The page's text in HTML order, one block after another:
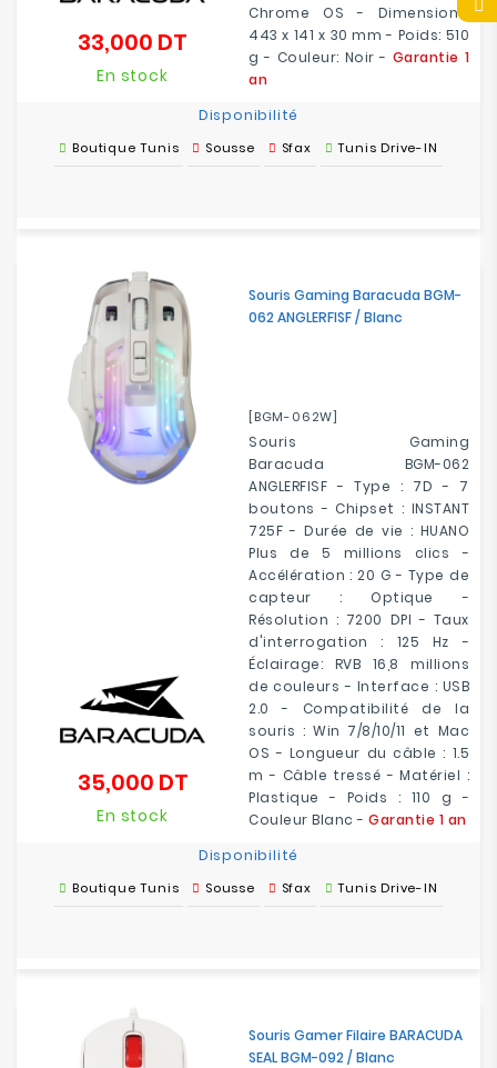
Chrome OS - Dimensions:
443 x 141 x 30 mm - Poids: 510
g - Couleur: Noir - Garantie 1
an
33,000 DT
En stock
Disponibilité
Boutique Tunis Sousse Sfax Tunis Drive-IN
Souris Gaming Baracuda BGM-
062 ANGLERFISF / Blanc
[BGM-062W]
Souris Gaming
Baracuda BGM-062
ANGLERFISF - Type : 7D - 7
boutons - Chipset : INSTANT
725F - Durée de vie : HUANO
Plus de 5 millions clics -
Accélération : 20 G - Type de
capteur : Optique -
Résolution : 7200 DPI - Taux
d'interrogation : 125 Hz -
Éclairage: RVB 16,8 millions
de couleurs - Interface : USB
2.0 - Compatibilité de la
souris : Win 7/8/10/11 et Mac
OS - Longueur du câble : 1.5
m - Câble tressé - Matériel :
Plastique - Poids : 110 g -
Couleur Blanc - Garantie 1 an
35,000 DTPrix
En stock
Disponibilité
Boutique Tunis Sousse Sfax Tunis Drive-IN
Souris Gamer Filaire BARACUDA
SEAL BGM-092 / Blanc